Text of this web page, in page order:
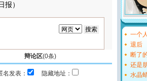
）
辩论区(0条)
发表： 隐藏地址：
一个
退后
断了
还是
水晶